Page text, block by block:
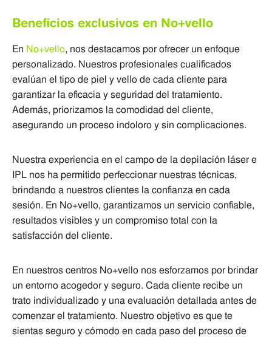
Beneficios exclusivos en No+vello
En No+vello, nos destacamos por ofrecer un enfoque
personalizado. Nuestros profesionales cualificados
evalúan el tipo de piel y vello de cada cliente para
garantizar la eficacia y seguridad del tratamiento.
Además, priorizamos la comodidad del cliente,
asegurando un proceso indoloro y sin complicaciones.
Nuestra experiencia en el campo de la depilación láser e
IPL nos ha permitido perfeccionar nuestras técnicas,
brindando a nuestros clientes la confianza en cada
sesión. En No+vello, garantizamos un servicio confiable,
resultados visibles y un compromiso total con la
satisfacción del cliente.
En nuestros centros No+vello nos esforzamos por brindar
un entorno acogedor y seguro. Cada cliente recibe un
trato individualizado y una evaluación detallada antes de
comenzar el tratamiento. Nuestro objetivo es que te
sientas seguro y cómodo en cada paso del proceso de